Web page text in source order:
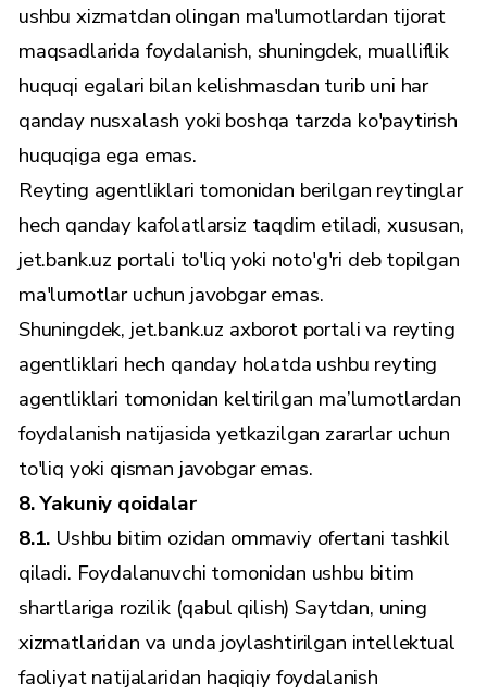
ushbu xizmatdan olingan ma'lumotlardan tijorat
maqsadlarida foydalanish, shuningdek, mualliflik
huquqi egalari bilan kelishmasdan turib uni har
qanday nusxalash yoki boshqa tarzda ko'paytirish
huquqiga ega emas.
Reyting agentliklari tomonidan berilgan reytinglar
hech qanday kafolatlarsiz taqdim etiladi, xususan,
jet.bank.uz portali to'liq yoki noto'g'ri deb topilgan
ma'lumotlar uchun javobgar emas.
Shuningdek, jet.bank.uz axborot portali va reyting
agentliklari hech qanday holatda ushbu reyting
agentliklari tomonidan keltirilgan ma’lumotlardan
foydalanish natijasida yetkazilgan zararlar uchun
to'liq yoki qisman javobgar emas.
8. Yakuniy qoidalar
8.1. Ushbu bitim ozidan ommaviy ofertani tashkil
qiladi. Foydalanuvchi tomonidan ushbu bitim
shartlariga rozilik (qabul qilish) Saytdan, uning
xizmatlaridan va unda joylashtirilgan intellektual
faoliyat natijalaridan haqiqiy foydalanish